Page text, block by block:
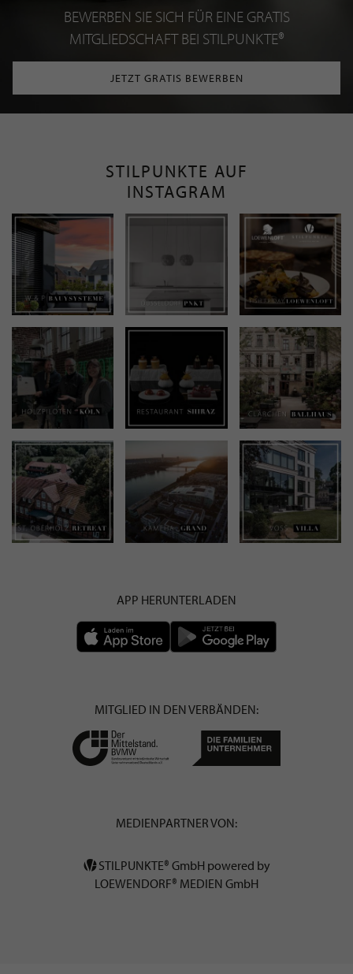
BEWERBEN SIE SICH FÜR EINE GRATIS
MITGLIEDSCHAFT BEI STILPUNKTE®
JETZT GRATIS BEWERBEN
STILPUNKTE AUF
INSTAGRAM
APP HERUNTERLADEN
MITGLIED IN DEN VERBÄNDEN:
MEDIENPARTNER VON:
STILPUNKTE® GmbH powered by
LOEWENDORF® MEDIEN GmbH